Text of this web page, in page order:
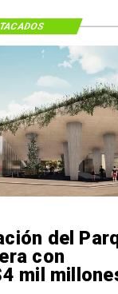
del
con
mil